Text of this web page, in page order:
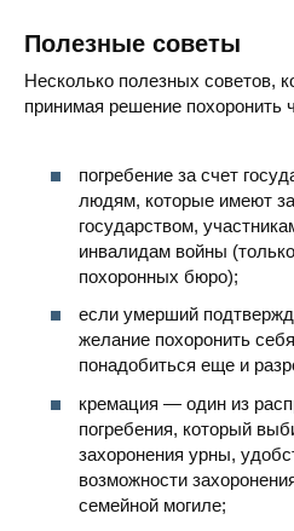
Полезные советы
Несколько полезных советов,
принимая решение похоронить
погребение за счет
людям, которые имеют
государством,
инвалидам войны
похоронных бюро);
если умерший
желание похоронить
понадобиться еще и
кремация — один из
погребения, который
захоронения урны,
возможности
семейной могиле;